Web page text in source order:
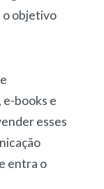
objetivo
books e
esses
entra o